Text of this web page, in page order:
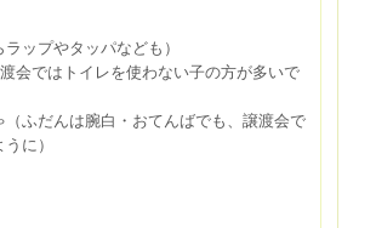
ップやタッパなども）
会ではトイレを使わない子の方が多いで
ふだんは腕白・おてんばでも、譲渡会で
に）